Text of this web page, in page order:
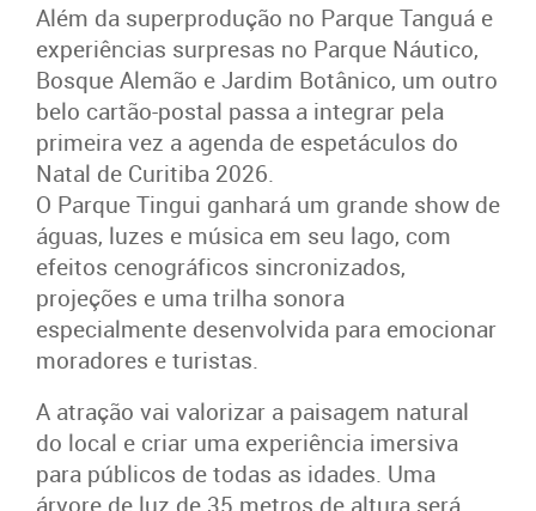
Além da superprodução no Parque Tanguá e
experiências surpresas no Parque Náutico,
Bosque Alemão e Jardim Botânico, um outro
belo cartão-postal passa a integrar pela
primeira vez a agenda de espetáculos do
Natal de Curitiba 2026.
O Parque Tingui ganhará um grande show de
águas, luzes e música em seu lago, com
efeitos cenográficos sincronizados,
projeções e uma trilha sonora
especialmente desenvolvida para emocionar
moradores e turistas.
A atração vai valorizar a paisagem natural
do local e criar uma experiência imersiva
para públicos de todas as idades. Uma
árvore de luz de 35 metros de altura será